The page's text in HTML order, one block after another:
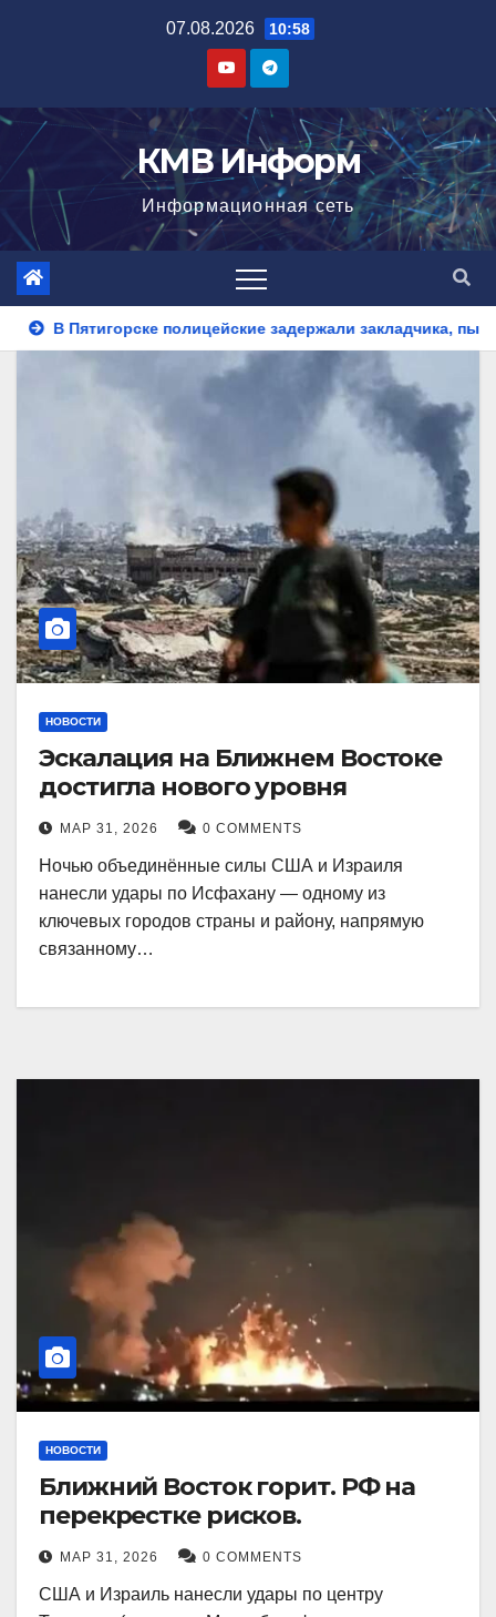
07.08.2026 10:58
КМВ Информ
Информационная сеть
задержали закладчика, пытавшегося сбыть партию
НОВОСТИ
Эскалация на Ближнем Востоке
достигла нового уровня
МАР 31, 2026 0 COMMENTS
Ночью объединённые силы США и Израиля
нанесли удары по Исфахану — одному из
ключевых городов страны и району, напрямую
связанному…
НОВОСТИ
Ближний Восток горит. РФ на
перекрестке рисков.
МАР 31, 2026 0 COMMENTS
США и Израиль нанесли удары по центру